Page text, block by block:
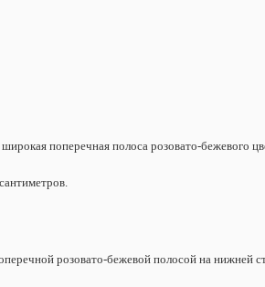
поперечная полоса розовато-бежевого
розовато-бежевой полосой на нижней